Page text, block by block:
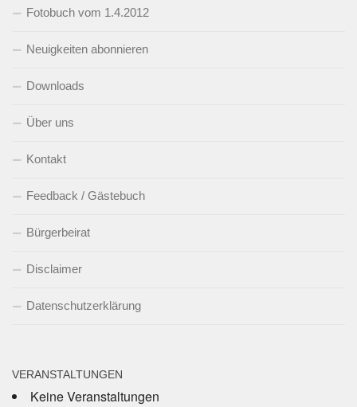
Fotobuch vom 1.4.2012
Neuigkeiten abonnieren
Downloads
Über uns
Kontakt
Feedback / Gästebuch
Bürgerbeirat
Disclaimer
Datenschutzerklärung
VERANSTALTUNGEN
Keine Veranstaltungen